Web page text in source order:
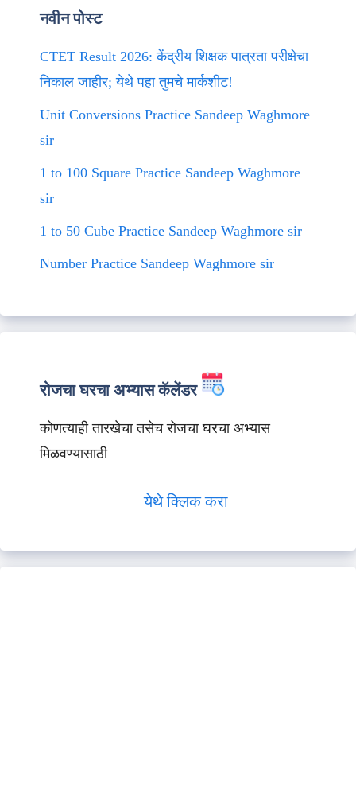
नवीन पोस्ट
CTET Result 2026: केंद्रीय शिक्षक पात्रता परीक्षेचा
निकाल जाहीर; येथे पहा तुमचे मार्कशीट!
Unit Conversions Practice Sandeep Waghmore
sir
1 to 100 Square Practice Sandeep Waghmore
sir
1 to 50 Cube Practice Sandeep Waghmore sir
Number Practice Sandeep Waghmore sir
रोजचा घरचा अभ्यास कॅलेंडर
कोणत्याही तारखेचा तसेच रोजचा घरचा अभ्यास
मिळवण्यासाठी
येथे क्लिक करा